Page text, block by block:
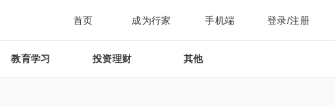
首页 成为行家 手机端 登录/注册
教育学习 投资理财 其他